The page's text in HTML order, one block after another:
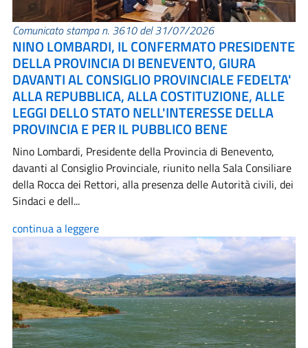
Comunicato stampa n. 3610 del 31/07/2026
NINO LOMBARDI, IL CONFERMATO PRESIDENTE
DELLA PROVINCIA DI BENEVENTO, GIURA
DAVANTI AL CONSIGLIO PROVINCIALE FEDELTA'
ALLA REPUBBLICA, ALLA COSTITUZIONE, ALLE
LEGGI DELLO STATO NELL'INTERESSE DELLA
PROVINCIA E PER IL PUBBLICO BENE
Nino Lombardi, Presidente della Provincia di Benevento,
davanti al Consiglio Provinciale, riunito nella Sala Consiliare
della Rocca dei Rettori, alla presenza delle Autorità civili, dei
Sindaci e dell...
continua a leggere